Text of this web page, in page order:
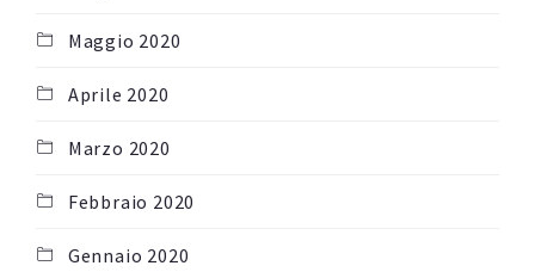
Maggio 2020
Aprile 2020
Marzo 2020
Febbraio 2020
Gennaio 2020